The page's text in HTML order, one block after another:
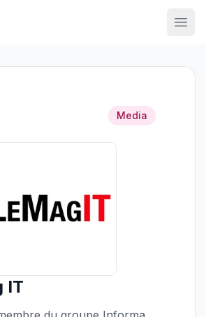
Media
IT